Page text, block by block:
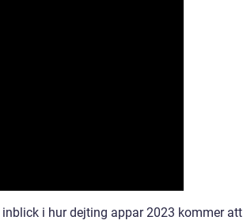
i hur dejting appar 2023 kommer att